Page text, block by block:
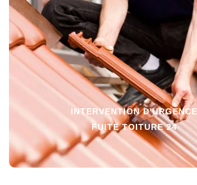
INTERVENTION D'URGENCE
FUITE TOITURE 24